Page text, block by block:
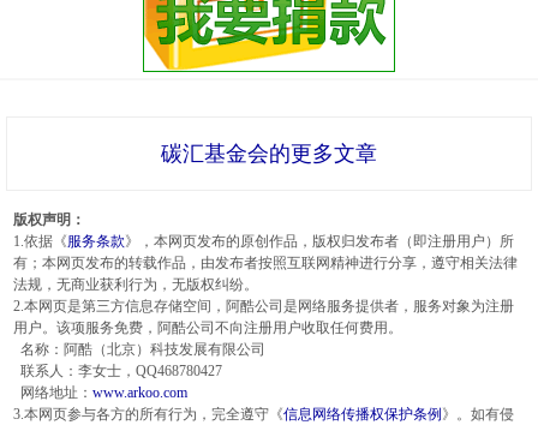
碳汇基金会的更多文章
版权声明：
1.依据《服务条款》，本网页发布的原创作品，版权归发布者（即注册用户）所
有；本网页发布的转载作品，由发布者按照互联网精神进行分享，遵守相关法律
法规，无商业获利行为，无版权纠纷。
2.本网页是第三方信息存储空间，阿酷公司是网络服务提供者，服务对象为注册
用户。该项服务免费，阿酷公司不向注册用户收取任何费用。
名称：阿酷（北京）科技发展有限公司
联系人：李女士，QQ468780427
网络地址： www.arkoo.com
3.本网页参与各方的所有行为，完全遵守《信息网络传播权保护条例》。如有侵